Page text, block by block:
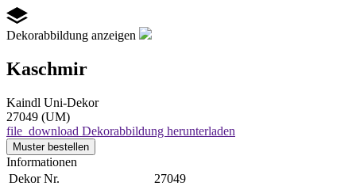
Dekorabbildung anzeigen
Kaschmir
Kaindl Uni-Dekor
27049 (UM)
file_download Dekorabbildung herunterladen
Muster bestellen
Informationen
Dekor Nr.
27049